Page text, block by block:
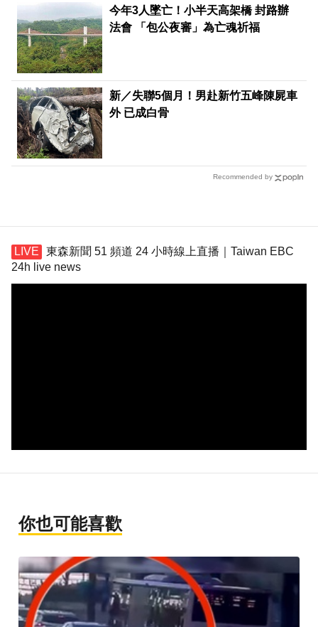
今年3人墜亡！小半天高架橋 封路辦
法會 「包公夜審」為亡魂祈福
新／失聯5個月！男赴新竹五峰陳屍車
外 已成白骨
Recommended by
東森新聞 51 頻道 24 小時線上直播｜Taiwan EBC
24h live news
你也可能喜歡